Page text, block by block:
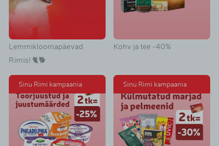
Lemmikloomapäevad
Rimis! 🐈🐕
Kohv ja tee -40%
Sinu Rimi kampaania Sinu Rimi kampaania